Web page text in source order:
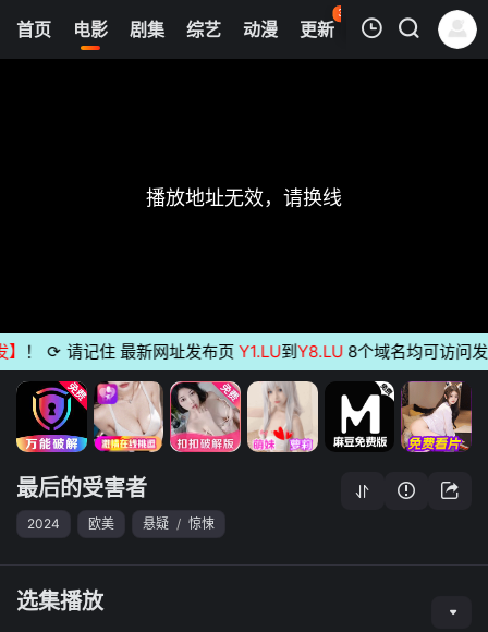
首页 电影 剧集 综艺 动漫 更新
35
热榜 APP
！ ⟳ 请记住 最新网址发布页Y1.LU到Y8.LU8个域名均可访问发
最后的受害者
2024 欧美 悬疑 / 惊悚
选集播放